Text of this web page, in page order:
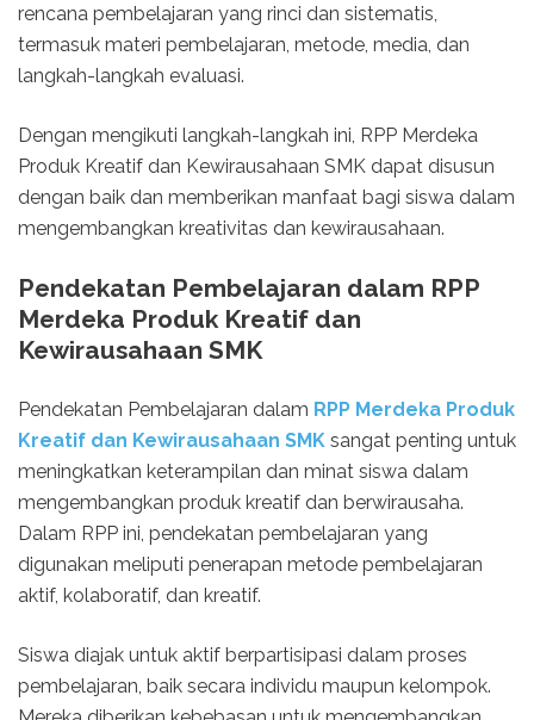
rencana pembelajaran yang rinci dan sistematis,
termasuk materi pembelajaran, metode, media, dan
langkah-langkah evaluasi.
Dengan mengikuti langkah-langkah ini, RPP Merdeka
Produk Kreatif dan Kewirausahaan SMK dapat disusun
dengan baik dan memberikan manfaat bagi siswa dalam
mengembangkan kreativitas dan kewirausahaan.
Pendekatan Pembelajaran dalam RPP
Merdeka Produk Kreatif dan
Kewirausahaan SMK
Pendekatan Pembelajaran dalam RPP Merdeka Produk
Kreatif dan Kewirausahaan SMK sangat penting untuk
meningkatkan keterampilan dan minat siswa dalam
mengembangkan produk kreatif dan berwirausaha.
Dalam RPP ini, pendekatan pembelajaran yang
digunakan meliputi penerapan metode pembelajaran
aktif, kolaboratif, dan kreatif.
Siswa diajak untuk aktif berpartisipasi dalam proses
pembelajaran, baik secara individu maupun kelompok.